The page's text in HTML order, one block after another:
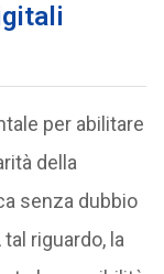
per abilitare
della
senza dubbio
tal riguardo, la